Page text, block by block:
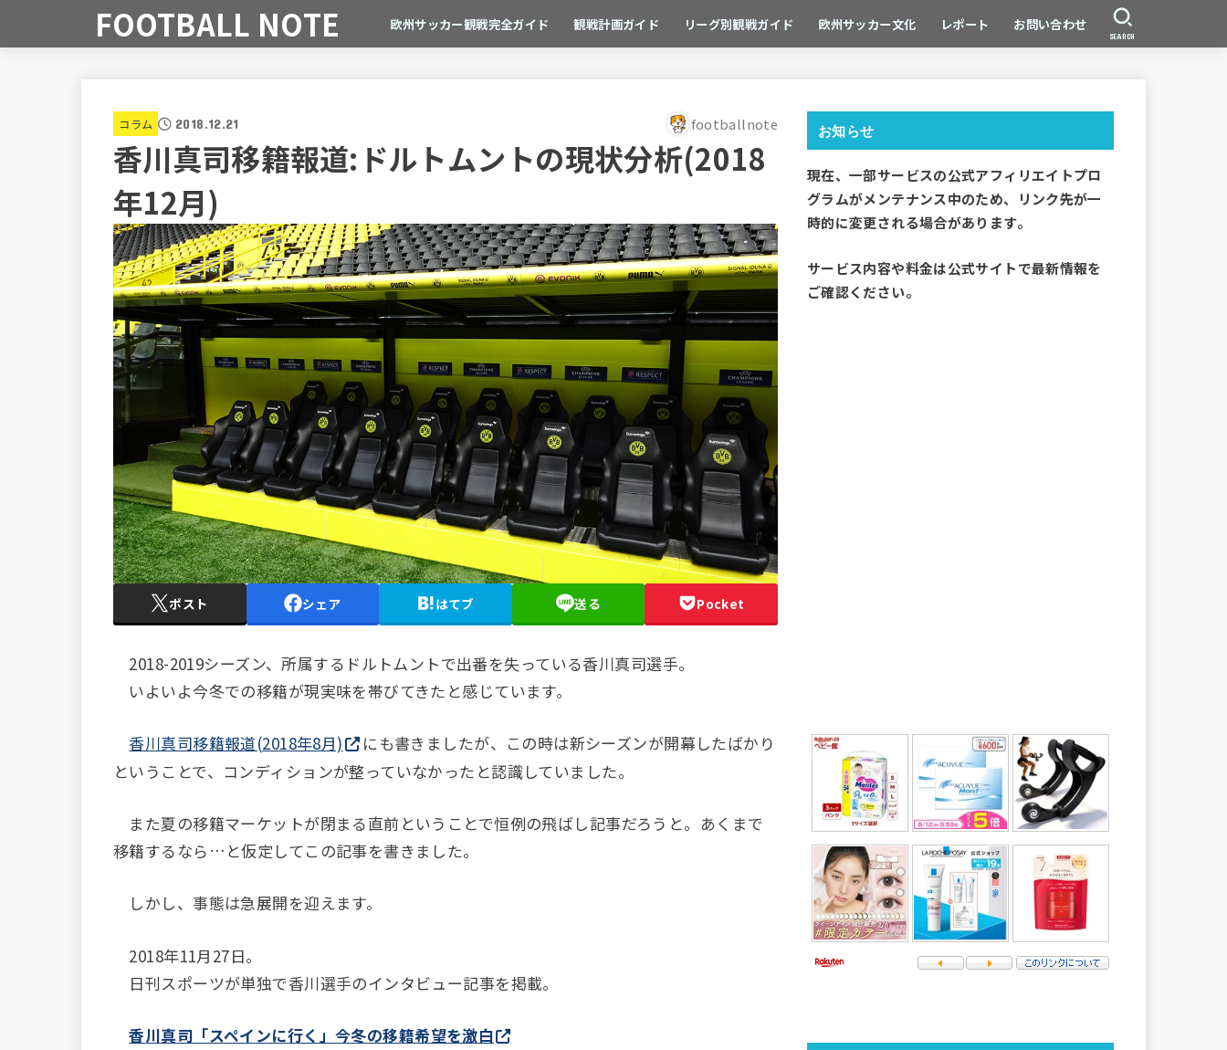
FOOTBALL NOTE 欧州サッカー観戦完全ガイド 観戦計画ガイド リーグ別観戦ガイド 欧州サッカー文化 レポート お問い合わせ
SEARCH
コラム 2018.12.21 footballnote
香川真司移籍報道:ドルトムントの現状分析(2018
年12月)
ポスト シェア はてブ 送る Pocket
2018-2019シーズン、所属するドルトムントで出番を失っている香川真司選手。
いよいよ今冬での移籍が現実味を帯びてきたと感じています。
香川真司移籍報道(2018年8月)
にも書きましたが、この時は新シーズンが開幕したばかり
ということで、コンディションが整っていなかったと認識していました。
また夏の移籍マーケットが閉まる直前ということで恒例の飛ばし記事だろうと。あくまで
移籍するなら…と仮定してこの記事を書きました。
しかし、事態は急展開を迎えます。
2018年11月27日。
日刊スポーツが単独で香川選手のインタビュー記事を掲載。
香川真司「スペインに行く」今冬の移籍希望を激白
お知らせ
現在、一部サービスの公式アフィリエイトプロ
グラムがメンテナンス中のため、リンク先が一
時的に変更される場合があります。
サービス内容や料金は公式サイトで最新情報を
ご確認ください。